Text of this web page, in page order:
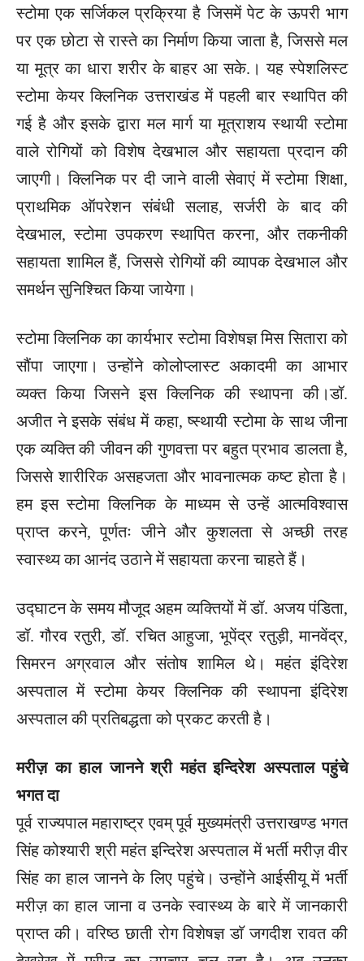
स्टोमा एक सर्जिकल प्रक्रिया है जिसमें पेट के ऊपरी भाग
पर एक छोटा से रास्ते का निर्माण किया जाता है, जिससे मल
या मूत्र का धारा शरीर के बाहर आ सके.। यह स्पेशलिस्ट
स्टोमा केयर क्लिनिक उत्तराखंड में पहली बार स्थापित की
गई है और इसके द्वारा मल मार्ग या मूत्राशय स्थायी स्टोमा
वाले रोगियों को विशेष देखभाल और सहायता प्रदान की
जाएगी। क्लिनिक पर दी जाने वाली सेवाएं में स्टोमा शिक्षा,
प्राथमिक ऑपरेशन संबंधी सलाह, सर्जरी के बाद की
देखभाल, स्टोमा उपकरण स्थापित करना, और तकनीकी
सहायता शामिल हैं, जिससे रोगियों की व्यापक देखभाल और
समर्थन सुनिश्चित किया जायेगा।
स्टोमा क्लिनिक का कार्यभार स्टोमा विशेषज्ञ मिस सितारा को
सौंपा जाएगा। उन्होंने कोलोप्लास्ट अकादमी का आभार
व्यक्त किया जिसने इस क्लिनिक की स्थापना की।डॉ.
अजीत ने इसके संबंध में कहा, ष्स्थायी स्टोमा के साथ जीना
एक व्यक्ति की जीवन की गुणवत्ता पर बहुत प्रभाव डालता है,
जिससे शारीरिक असहजता और भावनात्मक कष्ट होता है।
हम इस स्टोमा क्लिनिक के माध्यम से उन्हें आत्मविश्वास
प्राप्त करने, पूर्णतः जीने और कुशलता से अच्छी तरह
स्वास्थ्य का आनंद उठाने में सहायता करना चाहते हैं।
उद्घाटन के समय मौजूद अहम व्यक्तियों में डॉ. अजय पंडिता,
डॉ. गौरव रतुरी, डॉ. रचित आहुजा, भूपेंद्र रतुड़ी, मानवेंद्र,
सिमरन अग्रवाल और संतोष शामिल थे। महंत इंदिरेश
अस्पताल में स्टोमा केयर क्लिनिक की स्थापना इंदिरेश
अस्पताल की प्रतिबद्धता को प्रकट करती है।
मरीज़ का हाल जानने श्री महंत इन्दिरेश अस्पताल पहुंचे
भगत दा
पूर्व राज्यपाल महाराष्ट्र एवम् पूर्व मुख्यमंत्री उत्तराखण्ड भगत
सिंह कोश्यारी श्री महंत इन्दिरेश अस्पताल में भर्ती मरीज़ वीर
सिंह का हाल जानने के लिए पहुंचे। उन्होंने आईसीयू में भर्ती
मरीज़ का हाल जाना व उनके स्वास्थ्य के बारे में जानकारी
प्राप्त की। वरिष्ठ छाती रोग विशेषज्ञ डाॅ जगदीश रावत की